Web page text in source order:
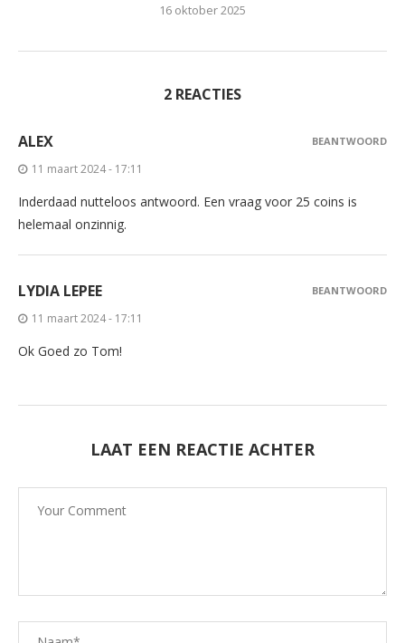
16 oktober 2025
2 REACTIES
ALEX
11 maart 2024 - 17:11
Inderdaad nutteloos antwoord. Een vraag voor 25 coins is
helemaal onzinnig.
BEANTWOORD
LYDIA LEPEE
11 maart 2024 - 17:11
Ok Goed zo Tom!
BEANTWOORD
LAAT EEN REACTIE ACHTER